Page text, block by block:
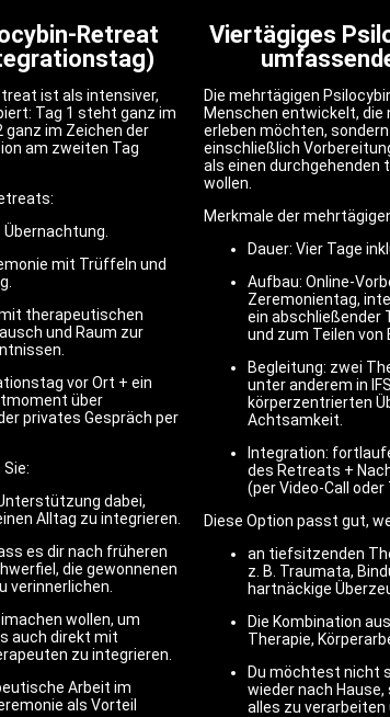
Retreat
ist als intensiver,
Tag 1 steht ganz im
ganz im Zeichen der
am zweiten Tag
Übernachtung.
mit Trüffeln und
therapeutischen
und Raum zur
vor Ort + ein
über
privates Gespräch per
dabei,
Alltag zu integrieren.
es dir nach früheren
die gewonnenen
verinnerlichen.
wollen, um
auch direkt mit
zu integrieren.
Arbeit im
als Vorteil
Viertägiges
Die mehrtägigen
Menschen entwickelt, die
erleben möchten,
einschließlich
als einen durchgehenden
wollen.
Merkmale der
Dauer: Vier Tage
Aufbau: Online-
Zeremonientag,
ein abschließender
und zum Teilen von
Begleitung: zwei
unter anderem in
körperzentrierten
Achtsamkeit.
Integration:
des Retreats +
(per Video-Call oder
Diese Option passt gut,
an tiefsitzenden
z. B. Traumata,
hartnäckige
Die Kombination
Therapie,
Du möchtest nicht
wieder nach
alles zu verarbeiten